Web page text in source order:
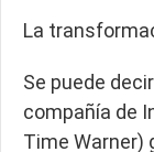
La
Se puede
compañía de
Time Warner)